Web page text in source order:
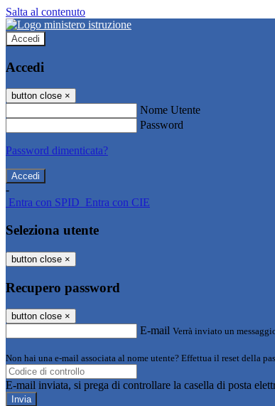
Salta al contenuto
Accedi
Accedi
button close ×
Nome Utente
Password
Password dimenticata?
-
Entra con SPID Entra con CIE
Seleziona utente
button close ×
Recupero password
button close ×
E-mail Verrà inviato un
Non hai una e-mail associata al nome utente? Effettua il reset della
E-mail inviata, si prega di controllare la casella di posta